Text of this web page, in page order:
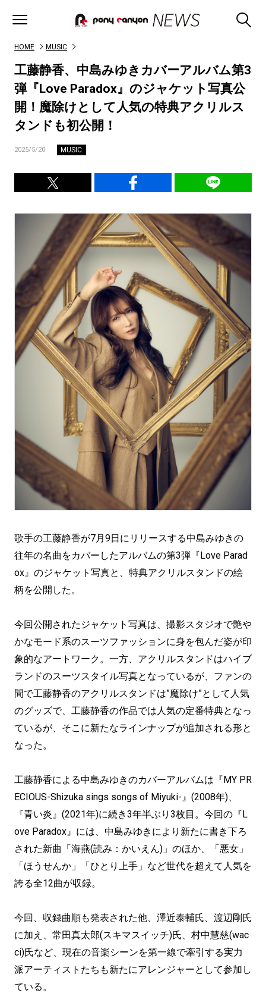
HOME MUSIC
工藤静香、中島みゆきカバーアルバム第3
弾『Love Paradox』のジャケット写真公
開！魔除けとして人気の特典アクリルス
タンドも初公開！
2025/5/20 MUSIC
歌手の工藤静香が7月9日にリリースする中島みゆきの
往年の名曲をカバーしたアルバムの第3弾『Love Parad
ox』のジャケット写真と、特典アクリルスタンドの絵
柄を公開した。
今回公開されたジャケット写真は、撮影スタジオで艶や
かなモード系のスーツファッションに身を包んだ姿が印
象的なアートワーク。一方、アクリルスタンドはハイブ
ランドのスーツスタイル写真となっているが、ファンの
間で工藤静香のアクリルスタンドは”魔除け”として人気
のグッズで、工藤静香の作品では人気の定番特典となっ
ているが、そこに新たなラインナップが追加される形と
なった。
工藤静香による中島みゆきのカバーアルバムは『MY PR
ECIOUS-Shizuka sings songs of Miyuki-』(2008年)、
『青い炎』(2021年)に続き3年半ぶり3枚目。今回の『L
ove Paradox』には、中島みゆきにより新たに書き下ろ
された新曲「海燕(読み：かいえん)」のほか、「悪女」
「ほうせんか」「ひとり上手」など世代を超えて人気を
誇る全12曲が収録。
今回、収録曲順も発表された他、澤近泰輔氏、渡辺剛氏
に加え、常田真太郎(スキマスイッチ)氏、村中慧慈(wac
ci)氏など、現在の音楽シーンを第一線で牽引する実力
派アーティストたちも新たにアレンジャーとして参加し
ている。